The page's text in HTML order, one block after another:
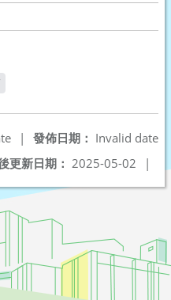
發佈日期： Invalid date
|
更新日期： 2025-05-02 |